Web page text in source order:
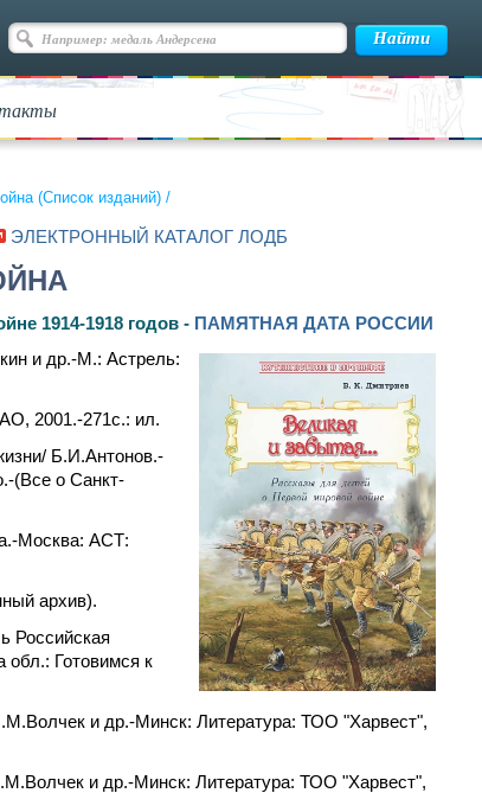
(Список изданий) /
ЭЛЕКТРОННЫЙ КАТАЛОГ ЛОДБ
1914-1918 годов - ПАМЯТНАЯ ДАТА РОССИИ
и др.-М.: Астрель:
2001.-271с.: ил.
Б.И.Антонов.-
(Все о Санкт-
Москва: АСТ:
архив).
Российская
Готовимся к
и др.-Минск: Литература: ТОО "Харвест",
и др.-Минск: Литература: ТОО "Харвест",